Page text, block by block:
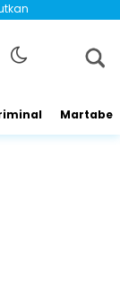
Martabe